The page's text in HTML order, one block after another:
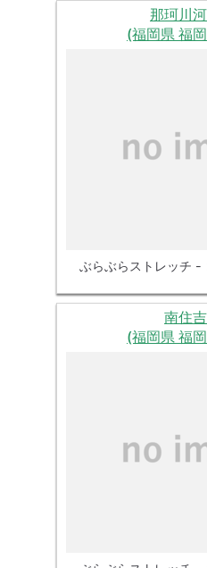
那珂川
(福岡県 福
ぶらぶらストレッチ -
南住
(福岡県 福